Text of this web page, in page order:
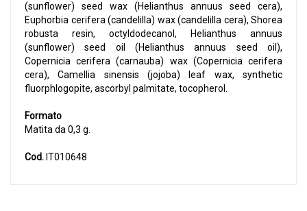
(sunflower) seed wax (Helianthus annuus seed cera),
Euphorbia cerifera (candelilla) wax (candelilla cera), Shorea
robusta resin, octyldodecanol, Helianthus annuus
(sunflower) seed oil (Helianthus annuus seed oil),
Copernicia cerifera (carnauba) wax (Copernicia cerifera
cera), Camellia sinensis (jojoba) leaf wax, synthetic
fluorphlogopite, ascorbyl palmitate, tocopherol.
Formato
Matita da 0,3 g.
Cod. IT010648